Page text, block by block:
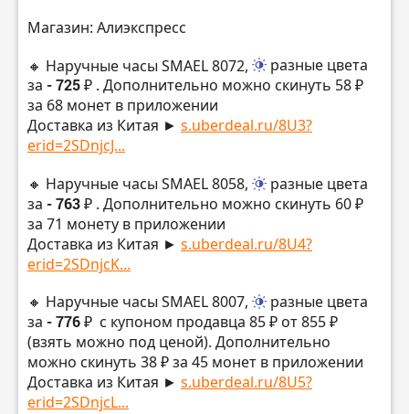
Магазин: Алиэкспресс
🔸 Наручные часы SMAEL 8072,
разные цвета
за - 725 ₽ . Дополнительно можно скинуть 58 ₽
за 68 монет в приложении
Доставка из Китая ► s.uberdeal.ru/8U3?
erid=2SDnjcJ...
🔸 Наручные часы SMAEL 8058,
разные цвета
за - 763 ₽ . Дополнительно можно скинуть 60 ₽
за 71 монету в приложении
Доставка из Китая ► s.uberdeal.ru/8U4?
erid=2SDnjcK...
🔸 Наручные часы SMAEL 8007,
разные цвета
за - 776 ₽ с купоном продавца 85 ₽ от 855 ₽
(взять можно под ценой). Дополнительно
можно скинуть 38 ₽ за 45 монет в приложении
Доставка из Китая ► s.uberdeal.ru/8U5?
erid=2SDnjcL...